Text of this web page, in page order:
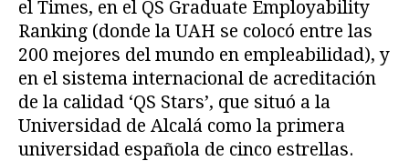
el Times, en el QS Graduate Employability
Ranking (donde la UAH se colocó entre las
200 mejores del mundo en empleabilidad), y
en el sistema internacional de acreditación
de la calidad ‘QS Stars’, que situó a la
Universidad de Alcalá como la primera
universidad española de cinco estrellas.